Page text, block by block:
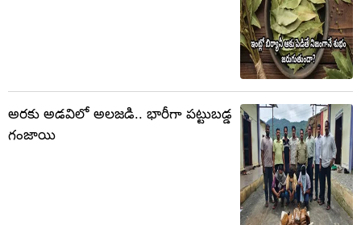
అరకు అడవిలో అలజడి.. భారీగా పట్టుబడ్డ
గంజాయి